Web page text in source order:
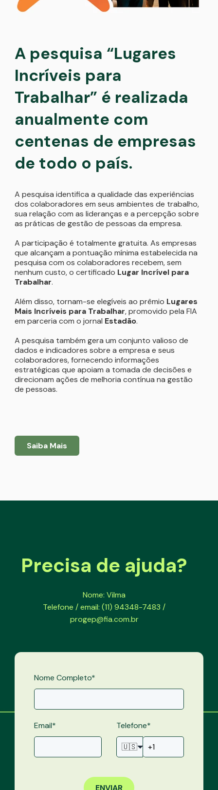
A pesquisa “Lugares
Incríveis para
Trabalhar” é realizada
anualmente com
centenas de empresas
de todo o país.
A pesquisa identifica a qualidade das experiências
dos colaboradores em seus ambientes de trabalho,
sua relação com as lideranças e a percepção sobre
as práticas de gestão de pessoas da empresa.
A participação é totalmente gratuita. As empresas
que alcançam a pontuação mínima estabelecida na
pesquisa com os colaboradores recebem, sem
nenhum custo, o certificado Lugar Incrível para
Trabalhar.
Além disso, tornam-se elegíveis ao prêmio Lugares
Mais Incríveis para Trabalhar, promovido pela FIA
em parceria com o jornal Estadão.
A pesquisa também gera um conjunto valioso de
dados e indicadores sobre a empresa e seus
colaboradores, fornecendo informações
estratégicas que apoiam a tomada de decisões e
direcionam ações de melhoria contínua na gestão
de pessoas.
Saiba Mais
Precisa de ajuda?
Nome: Vilma
Telefone / email: (11) 94348-7483 /
progep@fia.com.br
Nome Completo*
Email* Telefone*
🇺🇸